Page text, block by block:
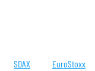
SDAX EuroStoxx